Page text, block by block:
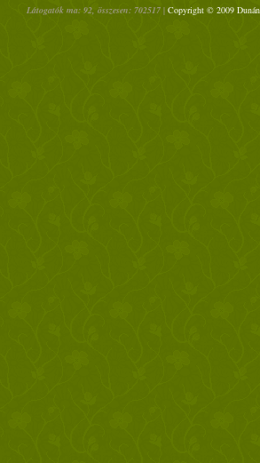
Látogatók ma: 92, összesen: 702517 | Copyright © 2009